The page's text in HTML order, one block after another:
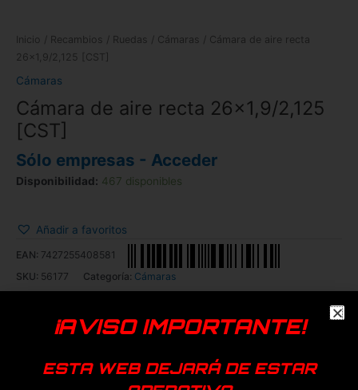
Inicio / Recambios / Ruedas / Cámaras / Cámara de aire recta
26×1,9/2,125 [CST]
Cámaras
Cámara de aire recta 26×1,9/2,125
[CST]
Sólo empresas - Acceder
Disponibilidad: 467 disponibles
Añadir a favoritos
EAN: 7427255408581
SKU: 56177 Categoría: Cámaras
¡AVISO IMPORTANTE!
ESTA WEB DEJARÁ DE ESTAR